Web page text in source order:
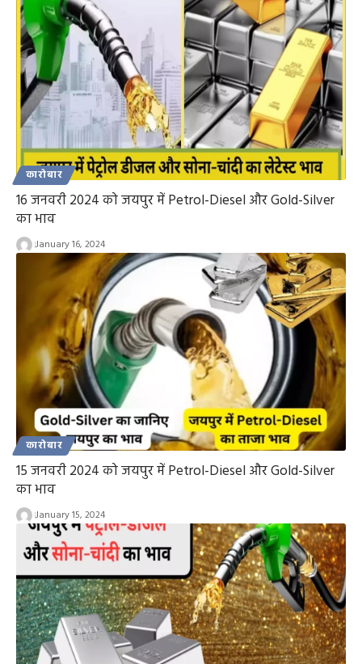
कारोबार
16 जनवरी 2024 को जयपुर में Petrol-Diesel और Gold-Silver
का भाव
January 16, 2024
कारोबार
15 जनवरी 2024 को जयपुर में Petrol-Diesel और Gold-Silver
का भाव
January 15, 2024